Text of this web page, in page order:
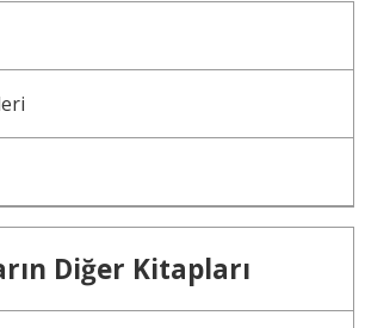
Diğer Kitapları